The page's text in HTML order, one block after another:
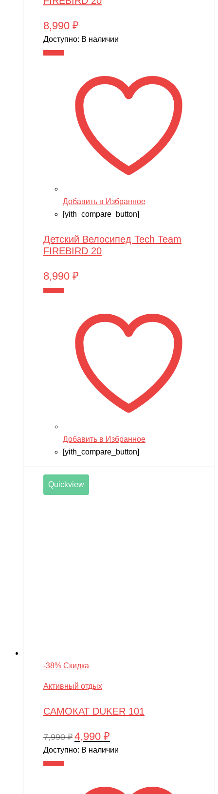
8,990 ₽
Доступно: В наличии
Добавить в Избранное
[yith_compare_button]
Детский Велосипед Tech Team
FIREBIRD 20
8,990 ₽
Добавить в Избранное
[yith_compare_button]
Quickview
-38% Скидка
Активный отдых
САМОКАТ DUKER 101
7,990₽ Первоначальная
цена
4,990 ₽
цена:
Доступно: В наличии